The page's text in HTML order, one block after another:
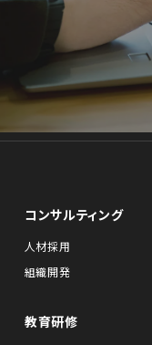
コンサルティング
人材採用
組織開発
教育研修